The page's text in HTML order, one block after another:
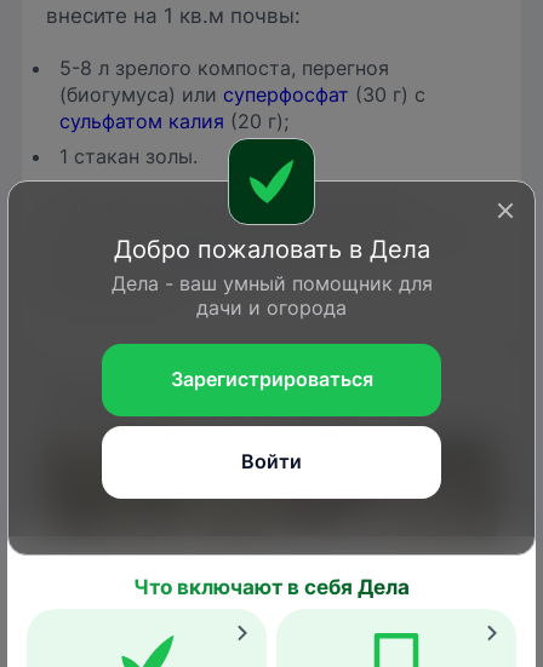
внесите на 1 кв.м почвы:
5-8 л зрелого компоста, перегноя
(биогумуса) или суперфосфат (30 г) с
сульфатом калия (20 г);
1 стакан золы.
3. Для более быстрого разложения
органики пролейте почву раствором ЭМ-
препарата (Байкал ЭМ1, Экомик
Урожайный).
Полив
Добро пожаловать в Дела
Дела - ваш умный помощник для
дачи и огорода
Зарегистрироваться
Войти
Что включают в себя Дела